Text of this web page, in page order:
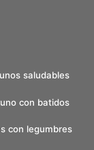
saludables
con batidos
con legumbres